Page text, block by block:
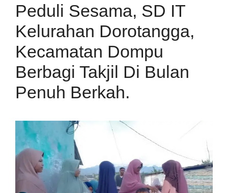
Peduli Sesama, SD IT
Kelurahan Dorotangga,
Kecamatan Dompu
Berbagi Takjil Di Bulan
Penuh Berkah.